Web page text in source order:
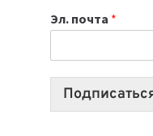
Эл. почта *